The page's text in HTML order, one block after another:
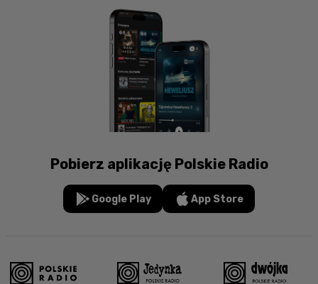
Pobierz aplikację Polskie Radio
Google Play App Store